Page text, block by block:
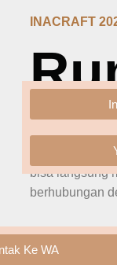
INACRAFT
Cendrawasih
Kami adalah
bisa langsung
berhubungan
Follow Social
Ke WA